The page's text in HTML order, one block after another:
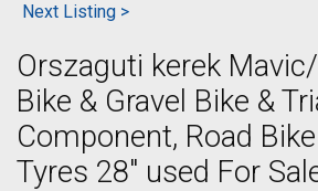
Next Listing >
Orszaguti kerek
Bike & Gravel Bike &
Component, Road
Tyres 28" used For